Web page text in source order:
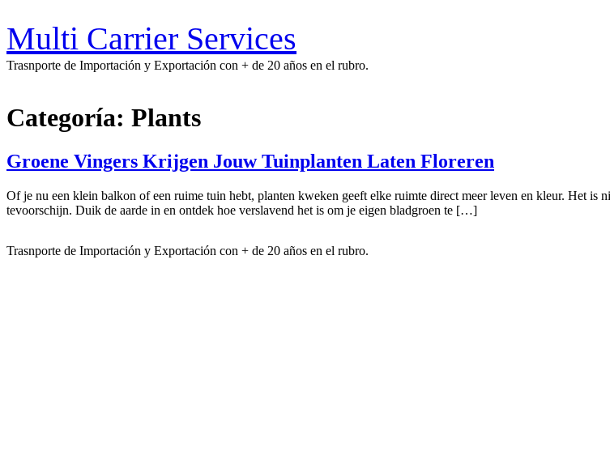
al
contenido
Multi Carrier Services
Trasnporte de Importación y Exportación con + de 20 años en el rubro.
Categoría: Plants
Groene Vingers Krijgen Jouw Tuinplanten Laten Floreren
Of je nu een klein balkon of een ruime tuin hebt, planten kweken geeft elke ruimte direct meer leven en kleur. Het is
tevoorschijn. Duik de aarde in en ontdek hoe verslavend het is om je eigen bladgroen te […]
Trasnporte de Importación y Exportación con + de 20 años en el rubro.